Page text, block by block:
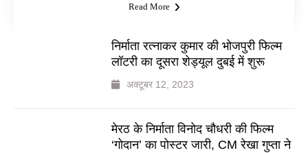
Read More
निर्माता रत्नाकर कुमार की भोजपुरी फिल्म
लॉटरी का दूसरा शेड्यूल दुबई में शुरू
अक्टूबर 12, 2023
मेरठ के निर्माता विनोद चौधरी की फिल्म
‘गोदान’ का पोस्टर जारी, CM रेखा गुप्ता ने